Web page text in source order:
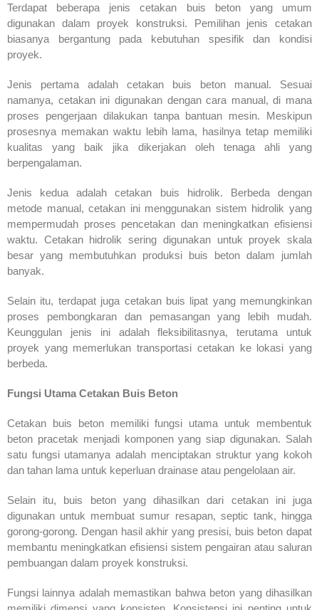
Terdapat beberapa jenis cetakan buis beton yang umum
digunakan dalam proyek konstruksi. Pemilihan jenis cetakan
biasanya bergantung pada kebutuhan spesifik dan kondisi
proyek.
Jenis pertama adalah cetakan buis beton manual. Sesuai
namanya, cetakan ini digunakan dengan cara manual, di mana
proses pengerjaan dilakukan tanpa bantuan mesin. Meskipun
prosesnya memakan waktu lebih lama, hasilnya tetap memiliki
kualitas yang baik jika dikerjakan oleh tenaga ahli yang
berpengalaman.
Jenis kedua adalah cetakan buis hidrolik. Berbeda dengan
metode manual, cetakan ini menggunakan sistem hidrolik yang
mempermudah proses pencetakan dan meningkatkan efisiensi
waktu. Cetakan hidrolik sering digunakan untuk proyek skala
besar yang membutuhkan produksi buis beton dalam jumlah
banyak.
Selain itu, terdapat juga cetakan buis lipat yang memungkinkan
proses pembongkaran dan pemasangan yang lebih mudah.
Keunggulan jenis ini adalah fleksibilitasnya, terutama untuk
proyek yang memerlukan transportasi cetakan ke lokasi yang
berbeda.
Fungsi Utama Cetakan Buis Beton
Cetakan buis beton memiliki fungsi utama untuk membentuk
beton pracetak menjadi komponen yang siap digunakan. Salah
satu fungsi utamanya adalah menciptakan struktur yang kokoh
dan tahan lama untuk keperluan drainase atau pengelolaan air.
Selain itu, buis beton yang dihasilkan dari cetakan ini juga
digunakan untuk membuat sumur resapan, septic tank, hingga
gorong-gorong. Dengan hasil akhir yang presisi, buis beton dapat
membantu meningkatkan efisiensi sistem pengairan atau saluran
pembuangan dalam proyek konstruksi.
Fungsi lainnya adalah memastikan bahwa beton yang dihasilkan